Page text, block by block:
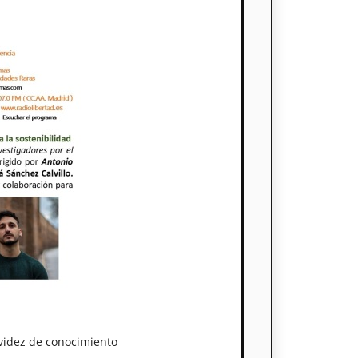
de conocimiento